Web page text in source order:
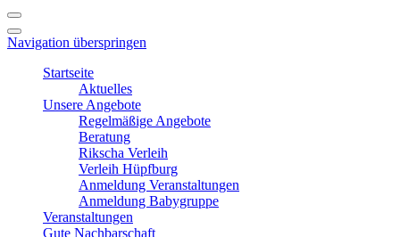
Navigation überspringen
Startseite
Aktuelles
Unsere Angebote
Regelmäßige Angebote
Beratung
Rikscha Verleih
Verleih Hüpfburg
Anmeldung Veranstaltungen
Anmeldung Babygruppe
Veranstaltungen
Gute Nachbarschaft